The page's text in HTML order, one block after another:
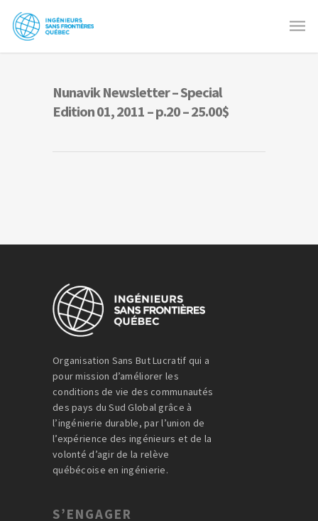
Nunavik Newsletter – Special
Edition 01, 2011 – p.20 – 25.00$
Organisation Sans But Lucratif qui a
pour mission d’améliorer les
conditions de vie des communautés
des pays du Sud Global grâce à
l’ingénierie durable, par l’union de
l’expérience des ingénieurs et de la
volonté d’agir de la relève
québécoise en ingénierie.
S’ENGAGER